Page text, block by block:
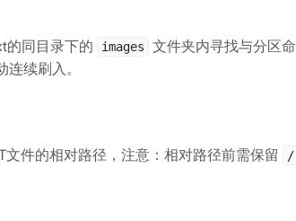
的同目录下的 images
文件夹内寻找与分区命
续刷入。
件的相对路径，注意：相对路径前需保留 /